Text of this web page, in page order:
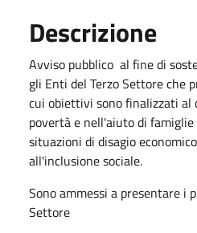
Descrizione
Avviso pubblico al fine di
gli Enti del Terzo Settore che
cui obiettivi sono finalizzati al
povertà e nell'aiuto di
situazioni di disagio
all'inclusione sociale.
Sono ammessi a presentare i
Settore